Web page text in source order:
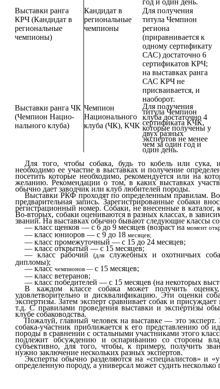
год и один день.
Выставки ранга
КРЧ (Кандидат в
регио­нальные
чемпионы)
Кандидат в
региональ­ные
чемпионы
Для получения
титула Чем­пион
региона
(приравнива­ется к
одному сертификату
САС) достаточно 6
серти­фикатов КРЧ;
на выставках ранга
САС КРЧ не
присваи­вается, и
наоборот.
Выставки ранга ЧК
(Чемпион Нацио­
нального клуба)
Чемпион
Националь­ного
клуба (ЧК), КЧК
Для получения
титула Чем­пион
клуба достаточно 4
сертификата КЧК,
кото­рые получены у
двух разных
экспертов не менее
чем за один год и
один день.
Для того, чтобы собака, будь то кобель или сука,
необходимо ее участие в выставках и получение
посетить которые необ­ходимо, рекомендуется или на
желанию. Рекомендации о том, в каких выставках
обычно дает заводчик или клуб любителей породы.
Выставки РКФ проходят по определенным правилам.
предварительная запись. Зарегистриро­ванные собаки
регистрацион­ный номер. Собаки, не внесенные в каталог,
Во-вторых, собаки оцениваются в разных классах, в
званий. На выставках обычно бывают следующие классы
— класс щенков — с 6 до 9 месяцев (возраст на момент
— класс юниоров — с 9 до 18 месяцев;
— класс промежуточный — с 15 до 24 месяцев;
— класс открытый — с 15 месяцев;
— класс рабочий(для
служебных и охотничьих
дипломы);
— класс чемпионов —с 15 месяцев;
— класс ветеранов;
— класс победителей — с 15 месяцев (на некоторых
В каждом классе собака может получить
удовлетворительно и дисквалификацию. Эти оценки
экспертизы. Затем эксперт сравнивает собак и
т.д. С правилами проведения выставки и экспертизы
клубе собаководства.
Пожалуй, главный человек на выставке — это эксперт.
собака-участник приближается к его представлению об
породы в сравнении с остальными участниками этого
подлежит обсуждению и оспариванию со стороны
субъективно, для того, чтобы, к примеру, получить
нужно заключение нескольких разных экспертов.
Эксперты обычно разделяются на «специалистов» и
определенную породу, а универсал мо­жет судить несколько